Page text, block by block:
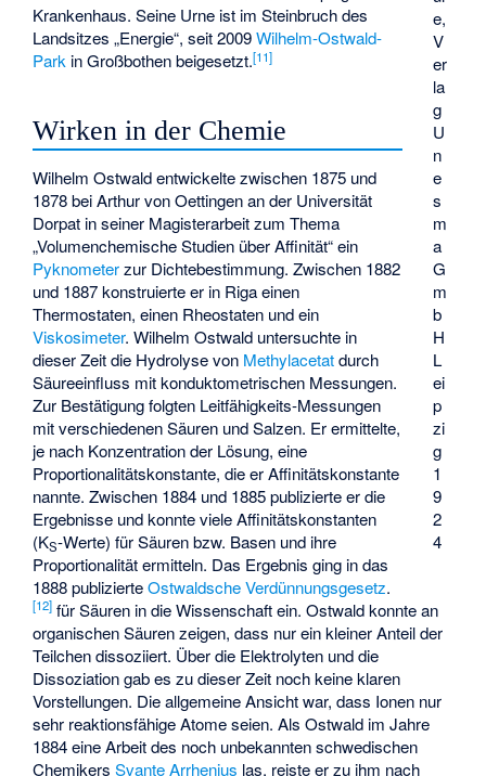
e,
V
er
la
g
U
n
e
s
m
a
G
m
b
H
L
ei
p
zi
g
1
9
2
4
Krankenhaus. Seine Urne ist im Steinbruch des
Landsitzes „Energie“, seit 2009Wilhelm-Ostwald-
Park in Großbothen beigesetzt.[11]
Wirken in der Chemie
Wilhelm Ostwald entwickelte zwischen 1875 und
1878 bei Arthur von Oettingen an der Universität
Dorpat in seiner Magisterarbeit zum Thema
„Volumenchemische Studien über Affinität“ ein
Pyknometerzur Dichtebestimmung. Zwischen 1882
und 1887 konstruierte er in Riga einen
Thermostaten, einen Rheostaten und ein
Viskosimeter. Wilhelm Ostwald untersuchte in
dieser Zeit die Hydrolyse von Methylacetatdurch
Säureeinfluss mit konduktometrischen Messungen.
Zur Bestätigung folgten Leitfähigkeits-Messungen
mit verschiedenen Säuren und Salzen. Er ermittelte,
je nach Konzentration der Lösung, eine
Proportionalitätskonstante, die er Affinitätskonstante
nannte. Zwischen 1884 und 1885 publizierte er die
Ergebnisse und konnte viele Affinitätskonstanten
(KS-Werte) für Säuren bzw. Basen und ihre
Proportionalität ermitteln. Das Ergebnis ging in das
1888 publizierteOstwaldsche Verdünnungsgesetz.
[12] für Säuren in die Wissenschaft ein. Ostwald konnte an
organischen Säuren zeigen, dass nur ein kleiner Anteil der
Teilchen dissoziiert. Über die Elektrolyten und die
Dissoziation gab es zu dieser Zeit noch keine klaren
Vorstellungen. Die allgemeine Ansicht war, dass Ionen nur
sehr reaktionsfähige Atome seien. Als Ostwald im Jahre
1884 eine Arbeit des noch unbekannten schwedischen
ChemikersSvante Arrhenius las, reiste er zu ihm nach